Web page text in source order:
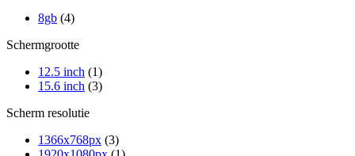
8gb (4)
Schermgrootte
12.5 inch (1)
15.6 inch (3)
Scherm resolutie
1366x768px (3)